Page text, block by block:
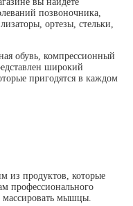
позвоночника,
ортезы, стельки,
обувь, компрессионный
широкий
пригодятся в каждом
из продуктов, которые
профессионального
массировать мышцы.